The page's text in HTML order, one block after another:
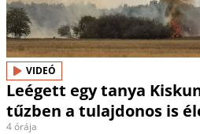
VIDEÓ
Leégett egy tanya
tűzben a tulajdonos is
4 órája